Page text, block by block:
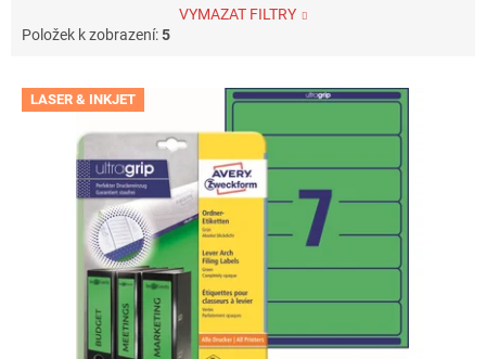
VYMAZAT FILTRY
Položek k zobrazení:5
V LASER & INKJET